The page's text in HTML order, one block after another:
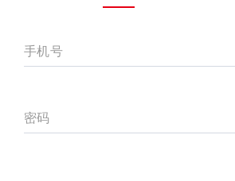
手机号
密码